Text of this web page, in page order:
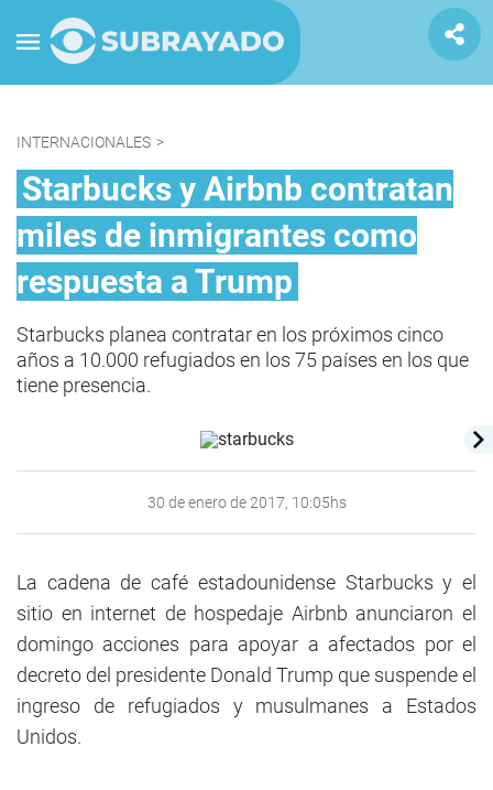
INTERNACIONALES >
Starbucks y Airbnb contratan
miles de inmigrantes como
respuesta a Trump
Starbucks planea contratar en los próximos cinco
años a 10.000 refugiados en los 75 países en los que
tiene presencia.
30 de enero de 2017, 10:05hs
La cadena de café estadounidense Starbucks y el
sitio en internet de hospedaje Airbnb anunciaron el
domingo acciones para apoyar a afectados por el
decreto del presidente Donald Trump que suspende el
ingreso de refugiados y musulmanes a Estados
Unidos.